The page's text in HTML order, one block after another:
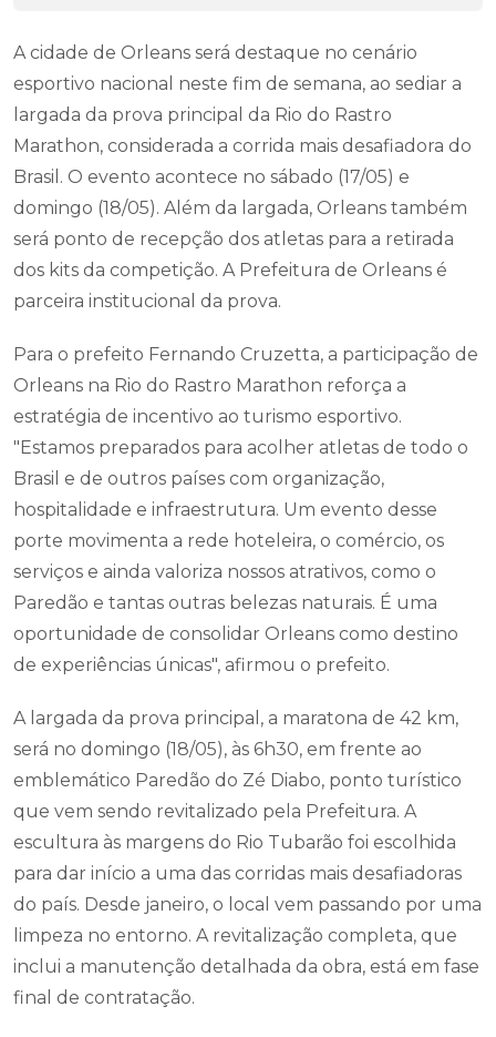
A cidade de Orleans será destaque no cenário
esportivo nacional neste fim de semana, ao sediar a
largada da prova principal da Rio do Rastro
Marathon, considerada a corrida mais desafiadora do
Brasil. O evento acontece no sábado (17/05) e
domingo (18/05). Além da largada, Orleans também
será ponto de recepção dos atletas para a retirada
dos kits da competição. A Prefeitura de Orleans é
parceira institucional da prova.
Para o prefeito Fernando Cruzetta, a participação de
Orleans na Rio do Rastro Marathon reforça a
estratégia de incentivo ao turismo esportivo.
"Estamos preparados para acolher atletas de todo o
Brasil e de outros países com organização,
hospitalidade e infraestrutura. Um evento desse
porte movimenta a rede hoteleira, o comércio, os
serviços e ainda valoriza nossos atrativos, como o
Paredão e tantas outras belezas naturais. É uma
oportunidade de consolidar Orleans como destino
de experiências únicas", afirmou o prefeito.
A largada da prova principal, a maratona de 42 km,
será no domingo (18/05), às 6h30, em frente ao
emblemático Paredão do Zé Diabo, ponto turístico
que vem sendo revitalizado pela Prefeitura. A
escultura às margens do Rio Tubarão foi escolhida
para dar início a uma das corridas mais desafiadoras
do país. Desde janeiro, o local vem passando por uma
limpeza no entorno. A revitalização completa, que
inclui a manutenção detalhada da obra, está em fase
final de contratação.